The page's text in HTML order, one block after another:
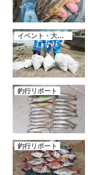
イベント・大会・キャンペーン
釣行リポート
釣行リポート